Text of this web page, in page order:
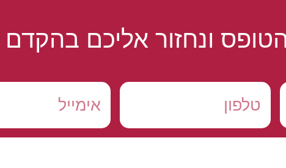
ונחזור אליכם בהקדם